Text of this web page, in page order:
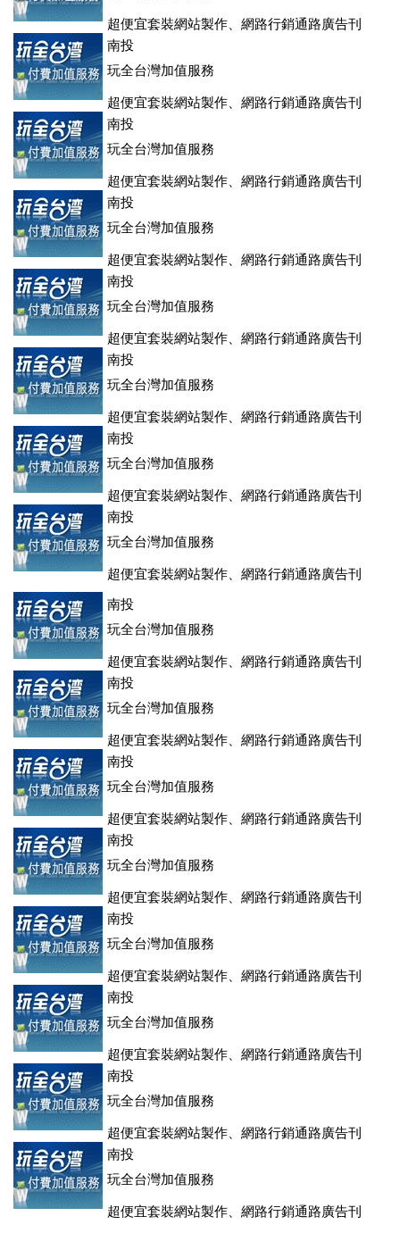
超便宜套裝網站製作、網路行銷通路廣告刊
登、訂房系統、客房委託旅行社銷售，全面優惠中....
南投
玩全台灣加值服務
超便宜套裝網站製作、網路行銷通路廣告刊
登、訂房系統、客房委託旅行社銷售，全面優惠中....
南投
玩全台灣加值服務
超便宜套裝網站製作、網路行銷通路廣告刊
登、訂房系統、客房委託旅行社銷售，全面優惠中....
南投
玩全台灣加值服務
超便宜套裝網站製作、網路行銷通路廣告刊
登、訂房系統、客房委託旅行社銷售，全面優惠中....
南投
玩全台灣加值服務
超便宜套裝網站製作、網路行銷通路廣告刊
登、訂房系統、客房委託旅行社銷售，全面優惠中....
南投
玩全台灣加值服務
超便宜套裝網站製作、網路行銷通路廣告刊
登、訂房系統、客房委託旅行社銷售，全面優惠中....
南投
玩全台灣加值服務
超便宜套裝網站製作、網路行銷通路廣告刊
登、訂房系統、客房委託旅行社銷售，全面優惠中....
南投
玩全台灣加值服務
超便宜套裝網站製作、網路行銷通路廣告刊
登、訂房系統、客房委託旅行社銷售，全面優惠中....
南投
玩全台灣加值服務
超便宜套裝網站製作、網路行銷通路廣告刊
登、訂房系統、客房委託旅行社銷售，全面優惠中....
南投
玩全台灣加值服務
超便宜套裝網站製作、網路行銷通路廣告刊
登、訂房系統、客房委託旅行社銷售，全面優惠中....
南投
玩全台灣加值服務
超便宜套裝網站製作、網路行銷通路廣告刊
登、訂房系統、客房委託旅行社銷售，全面優惠中....
南投
玩全台灣加值服務
超便宜套裝網站製作、網路行銷通路廣告刊
登、訂房系統、客房委託旅行社銷售，全面優惠中....
南投
玩全台灣加值服務
超便宜套裝網站製作、網路行銷通路廣告刊
登、訂房系統、客房委託旅行社銷售，全面優惠中....
南投
玩全台灣加值服務
超便宜套裝網站製作、網路行銷通路廣告刊
登、訂房系統、客房委託旅行社銷售，全面優惠中....
南投
玩全台灣加值服務
超便宜套裝網站製作、網路行銷通路廣告刊
登、訂房系統、客房委託旅行社銷售，全面優惠中....
南投
玩全台灣加值服務
超便宜套裝網站製作、網路行銷通路廣告刊